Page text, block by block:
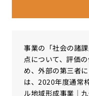
事業の「社会の諸
点について、評価
め、外部の第三者
は、2020年度通常
ル地域形成事業｜